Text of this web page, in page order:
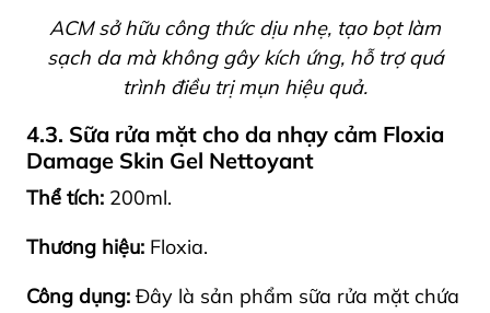
ACM sở hữu công thức dịu nhẹ, tạo bọt làm
sạch da mà không gây kích ứng, hỗ trợ quá
trình điều trị mụn hiệu quả.
4.3. Sữa rửa mặt cho da nhạy cảm Floxia
Damage Skin Gel Nettoyant
Thể tích: 200ml.
Thương hiệu: Floxia.
Công dụng: Đây là sản phẩm sữa rửa mặt chứa